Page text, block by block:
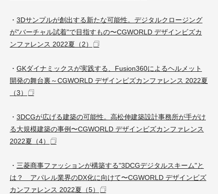
・ 3Dサンプルが創出する新たな可能性。デジタルクロージング
が"バーチャル試着"で目指すもの〜CGWORLD デザインビズカ
ンファレンス 2022夏（2）
・ GKダイナミックスが実践する、Fusion360によるヘルメット
開発の舞台裏～CGWORLD デザインビズカンファレンス 2022夏
（3）
・ 3DCGが広げる建築の可能性。高松伸建築設計事務所が手がけ
る大規模建築の事例〜CGWORLD デザインビズカンファレンス
2022夏（4）
・ 三菱商事ファッションが構築する"3DCGデジタルスキーム"と
は？ アパレル業界のDX化に向けて〜CGWORLD デザインビズ
カンファレンス 2022夏（5）